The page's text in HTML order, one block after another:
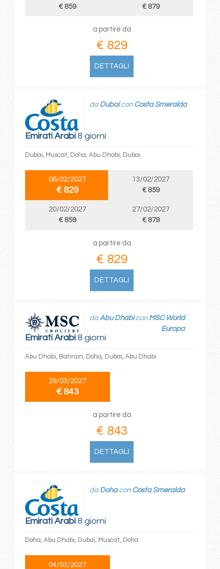
€ 859
€ 879
a partire da
€ 829
DETTAGLI
Emirati Arabi8 giorni
da Dubaicon Costa Smeralda
Dubai, Muscat, Doha, Abu Dhabi, Dubai
06/02/2027
€ 829
13/02/2027
€ 859
20/02/2027
€ 859
27/02/2027
€ 879
a partire da
€ 829
DETTAGLI
Emirati Arabi8 giorni
daAbu Dhabicon MSC World
Europa
Abu Dhabi, Bahrain, Doha, Dubai, Abu Dhabi
29/03/2027
€ 843
a partire da
€ 843
DETTAGLI
Emirati Arabi8 giorni
da Dohacon Costa Smeralda
Doha, Abu Dhabi, Dubai, Muscat, Doha
04/03/2027